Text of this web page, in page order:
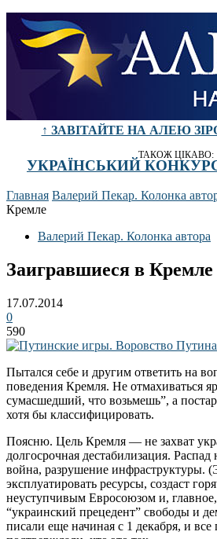
↑ ЗАВІТАЙТЕ НА АЛЕЮ
ТАКОЖ ЦІКАВО:
УКРАЇНСЬКИЙ
Главная Валерий Пекар. Колонка
Кремле
Валерий Пекар. Колонка автора
Заигравшиеся в Кремле
17.07.2014
0
590
Пытался себе и другим ответить на
поведения Кремля. Не отмахиваться
сумасшедший, что возьмешь”, а
хотя бы классифицировать.
Поясню. Цель Кремля — не захват
долгосрочная дестабилизация. Распад
война, разрушение инфраструктуры.
эксплуатировать ресурсы, создаст
неуступчивым Евросоюзом и,
“украинский прецедент” свободы и
писали еще начиная с 1 декабря, и